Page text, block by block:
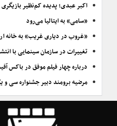
اکبر عبدی؛ پدیده کم‌نظیر
«سامی» به ایتالیا می‌رود
«غروب در دیاری غریب» به خانه
تغییرات در سازمان سینمایی با
درباره چهار فیلم موفق در باکس آفیس ۲۰۲۶/ نابودگران
مرضیه برومند دبیر جشنواره سی و